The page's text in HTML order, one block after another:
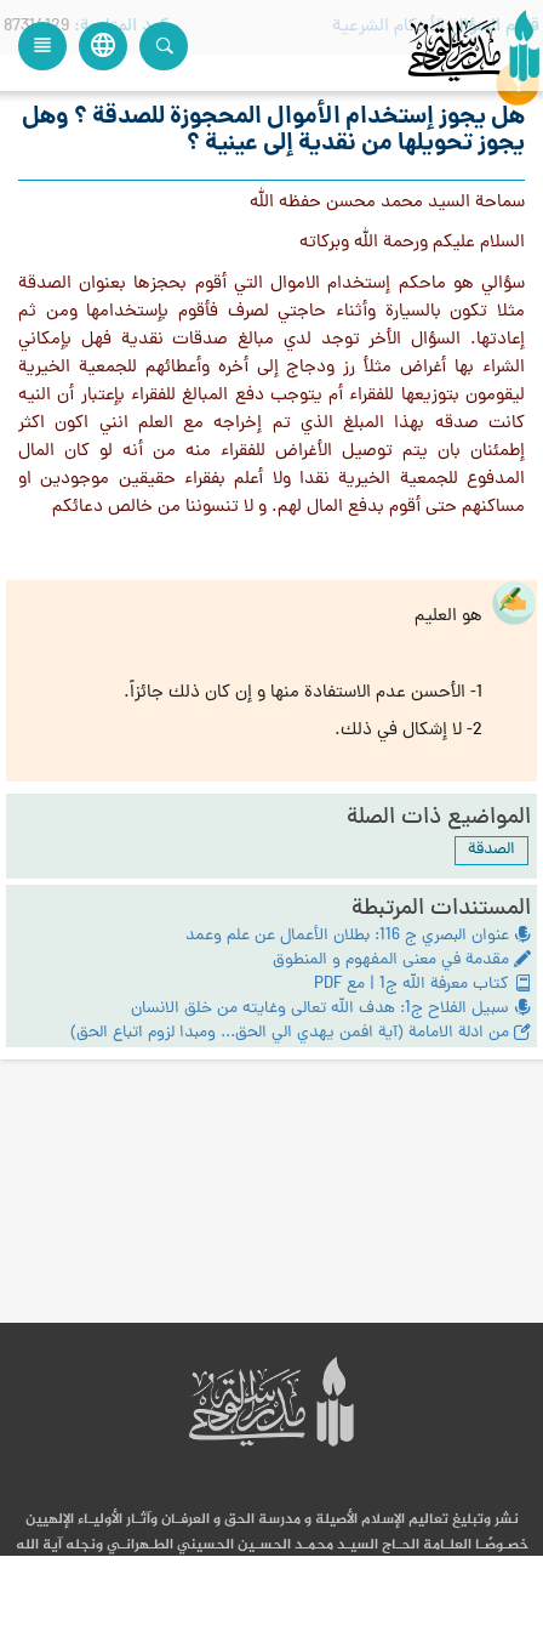
language
view_headline
قسم السؤال الأحكام الشرعية كود المتابعة
هل يجوز إستخدام الأموال المحجوزة للصدقة ؟ وهل
يجوز تحويلها من نقدية إلى عينية ؟
سماحة السيد محمد محسن حفظه الله
السلام عليكم ورحمة الله وبركاته
سؤالي هو ماحكم إستخدام الاموال التي أقوم بحجزها بعنوان الصدقة
مثلا تكون بالسيارة وأثناء حاجتي لصرف فأقوم بإستخدامها ومن ثم
إعادتها. السؤال الأخر توجد لدي مبالغ صدقات نقدية فهل بإمكاني
الشراء بها أغراض مثلأ رز ودجاج إلى أخره وأعطائهم للجمعية الخيرية
ليقومون بتوزيعها للفقراء أم يتوجب دفع المبالغ للفقراء بإعتبار أن النيه
كانت صدقه بهذا المبلغ الذي تم إخراجه مع العلم انني اكون اكثر
إطمئنان بان يتم توصيل الأغراض للفقراء منه من أنه لو كان المال
المدفوع للجمعية الخيرية نقدا ولا أعلم بفقراء حقيقين موجودين او
مساكنهم حتى أقوم بدفع المال لهم. و لا تنسوننا من خالص دعائكم
هو العليم
1- الأحسن عدم الاستفادة منها و إن كان ذلك جائزاً.
2- لا إشكال في ذلك.
المواضيع ذات الصلة
الصدقة
المستندات المرتبطة
عنوان البصري ج 116: بطلان الأعمال عن علم وعمد
مقدمة في معنى المفهوم و المنطوق
كتاب معرفة الله ج1 | مع PDF
سبيل الفلاح ج1: هدف الله تعالى وغايته من خلق الانسان
من ادلة الامامة (آية افمن يهدي الي الحق... ومبدا لزوم اتباع الحق)
نشر وتبليغ تعاليم الإسلام الأصيلة و مدرسة الحق و العرفـان وآثـار الأوليـاء الإلهيين
خصـوصًـا العلـامة الحـاج السيـد محمـد الحسـين الحسيني الطـهرانـي ونجله آية الله